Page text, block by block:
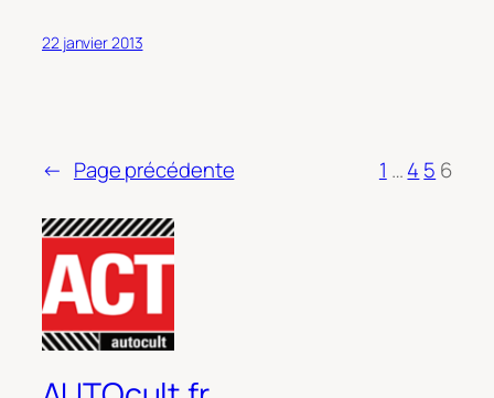
22 janvier 2013
← Page précédente 1 …4 5 6